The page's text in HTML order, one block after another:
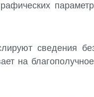
сведения
на